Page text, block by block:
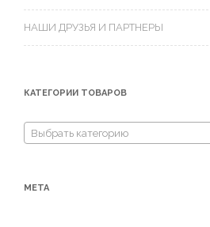
НАШИ ДРУЗЬЯ И ПАРТНЕРЫ
КАТЕГОРИИ ТОВАРОВ
Выбрать категорию
МЕТА